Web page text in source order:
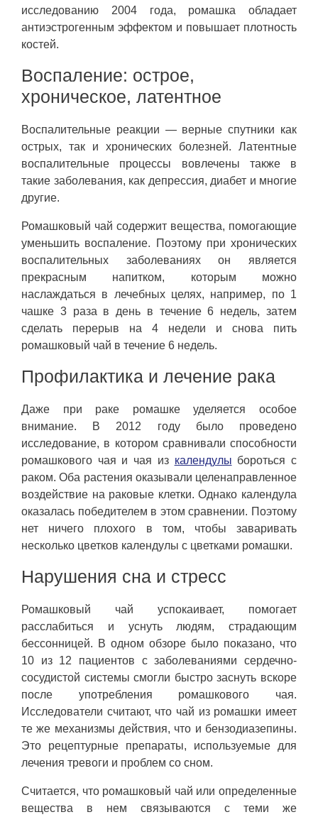
исследованию 2004 года, ромашка обладает
антиэстрогенным эффектом и повышает плотность
костей.
Воспаление: острое,
хроническое, латентное
Воспалительные реакции — верные спутники как
острых, так и хронических болезней. Латентные
воспалительные процессы вовлечены также в
такие заболевания, как депрессия, диабет и многие
другие.
Ромашковый чай содержит вещества, помогающие
уменьшить воспаление. Поэтому при хронических
воспалительных заболеваниях он является
прекрасным напитком, которым можно
наслаждаться в лечебных целях, например, по 1
чашке 3 раза в день в течение 6 недель, затем
сделать перерыв на 4 недели и снова пить
ромашковый чай в течение 6 недель.
Профилактика и лечение рака
Даже при раке ромашке уделяется особое
внимание. В 2012 году было проведено
исследование, в котором сравнивали способности
ромашкового чая и чая из календулы бороться с
раком. Оба растения оказывали целенаправленное
воздействие на раковые клетки. Однако календула
оказалась победителем в этом сравнении. Поэтому
нет ничего плохого в том, чтобы заваривать
несколько цветков календулы с цветками ромашки.
Нарушения сна и стресс
Ромашковый чай успокаивает, помогает
расслабиться и уснуть людям, страдающим
бессонницей. В одном обзоре было показано, что
10 из 12 пациентов с заболеваниями сердечно-
сосудистой системы смогли быстро заснуть вскоре
после употребления ромашкового чая.
Исследователи считают, что чай из ромашки имеет
те же механизмы действия, что и бензодиазепины.
Это рецептурные препараты, используемые для
лечения тревоги и проблем со сном.
Считается, что ромашковый чай или определенные
вещества в нем связываются с теми же